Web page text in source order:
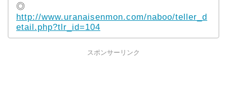
◎
http://www.uranaisenmon.com/naboo/teller_d
etail.php?tlr_id=104
スポンサーリンク